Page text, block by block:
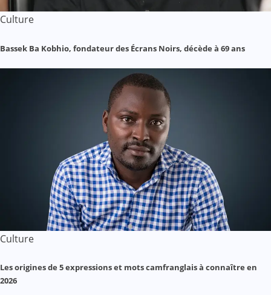
Culture
Bassek Ba Kobhio, fondateur des Écrans Noirs, décède à 69 ans
Culture
Les origines de 5 expressions et mots camfranglais à connaître en
2026